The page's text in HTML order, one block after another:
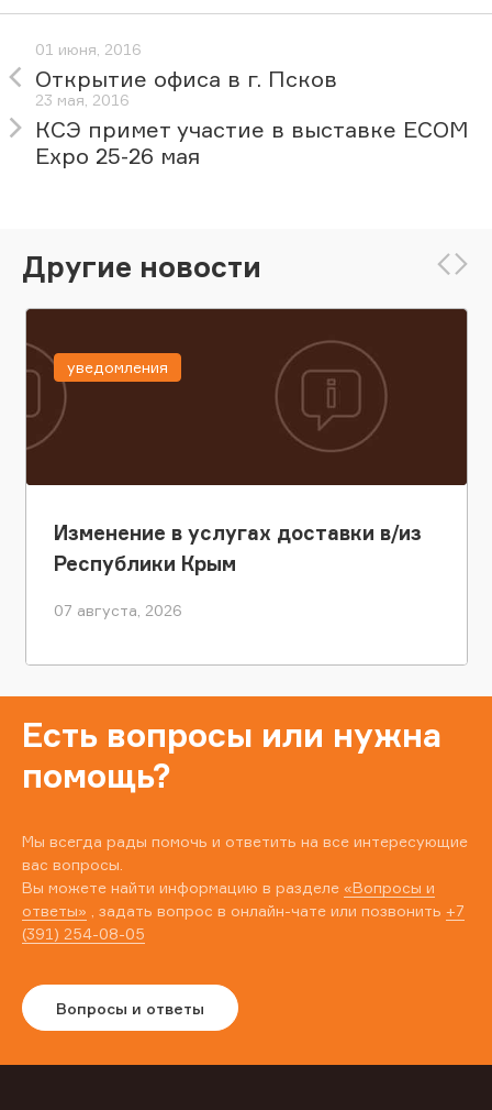
01 июня, 2016
Открытие офиса в г. Псков
23 мая, 2016
КСЭ примет участие в выставке ECOM
Expo 25-26 мая
Другие новости
Изменение в услугах доставки в/из
Республики Крым
07 августа, 2026
уведомления
Есть вопросы или нужна
помощь?
Мы всегда рады помочь и ответить на все интересующие
вас вопросы.
Вы можете найти информацию в разделе «Вопросы и
ответы» , задать вопрос в онлайн-чате или позвонить +7
(391) 254-08-05
Вопросы и ответы